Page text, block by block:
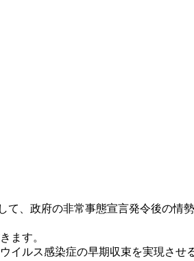
、政府の非常事態宣言発令後の情
ます。
ルス感染症の早期収束を実現させ